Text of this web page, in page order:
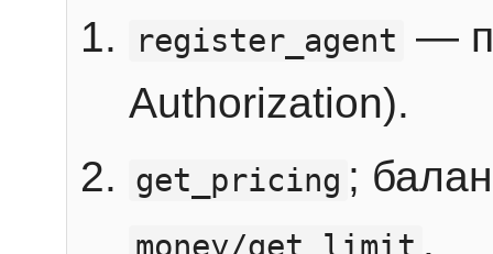
register_agent —
Authorization).
get_pricing ;
.